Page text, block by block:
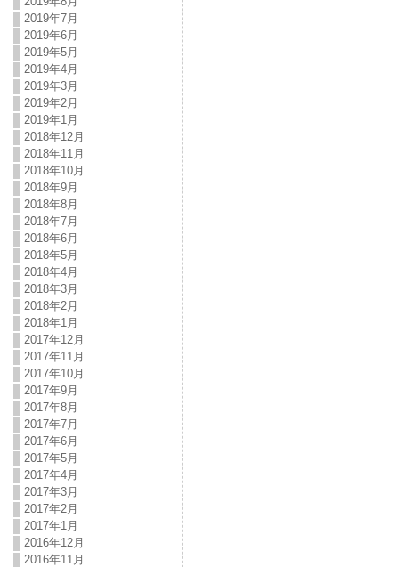
2019年7月
2019年6月
2019年5月
2019年4月
2019年3月
2019年2月
2019年1月
2018年12月
2018年11月
2018年10月
2018年9月
2018年8月
2018年7月
2018年6月
2018年5月
2018年4月
2018年3月
2018年2月
2018年1月
2017年12月
2017年11月
2017年10月
2017年9月
2017年8月
2017年7月
2017年6月
2017年5月
2017年4月
2017年3月
2017年2月
2017年1月
2016年12月
2016年11月